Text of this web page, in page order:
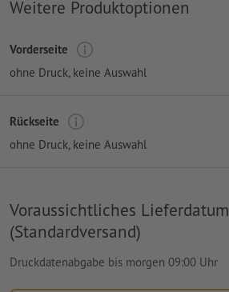
Weitere Produktoptionen
Vorderseite
ohne Druck, keine Auswahl
Rückseite
ohne Druck, keine Auswahl
Voraussichtliches Lieferdatum
(Standardversand)
Druckdatenabgabe bis morgen 09:00 Uhr